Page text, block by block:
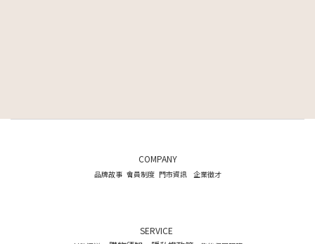
COMPANY
品牌故事 會員制度 門市資訊 企業徵才
SERVICE